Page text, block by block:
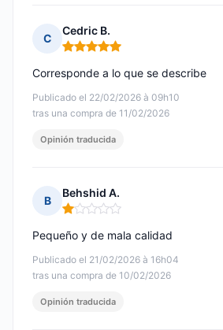
C
Cedric B.
Nota: 5 de 5
Publicado el 22/02/2026 à 09h10
tras una compra de 11/02/2026
Corresponde a lo que se describe
Opinión traducida
B
Behshid A.
Nota: 1 de 5
Publicado el 21/02/2026 à 16h04
tras una compra de 10/02/2026
Pequeño y de mala calidad
Opinión traducida